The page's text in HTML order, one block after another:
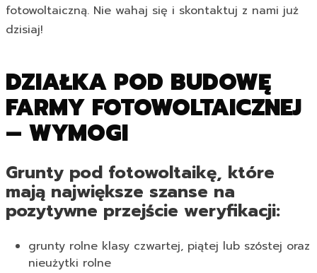
fotowoltaiczną. Nie wahaj się i skontaktuj z nami już
dzisiaj!
DZIAŁKA POD BUDOWĘ
FARMY FOTOWOLTAICZNEJ
– WYMOGI
Grunty pod fotowoltaikę, które
mają największe szanse na
pozytywne przejście weryfikacji:
grunty rolne klasy czwartej, piątej lub szóstej oraz
nieużytki rolne